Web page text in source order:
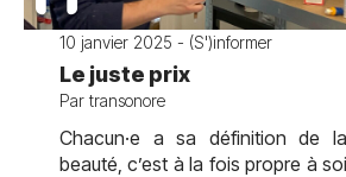
10 janvier 2025 - (S')informer
Le juste prix
Par transonore
Chacun·e a sa définition de la
beauté, c’est à la fois propre à soi